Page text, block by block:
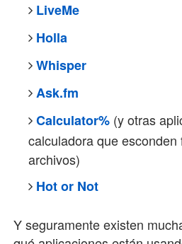
LiveMe
Holla
Whisper
Ask.fm
Calculator%(y otras
calculadora que
archivos)
Hot or Not
Y seguramente existen